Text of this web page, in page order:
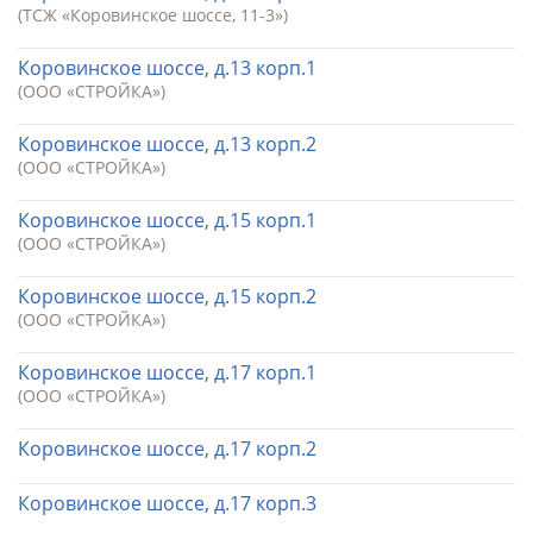
(ТСЖ «Коровинское шоссе, 11-3»)
Коровинское шоссе, д.13 корп.1
(ООО «СТРОЙКА»)
Коровинское шоссе, д.13 корп.2
(ООО «СТРОЙКА»)
Коровинское шоссе, д.15 корп.1
(ООО «СТРОЙКА»)
Коровинское шоссе, д.15 корп.2
(ООО «СТРОЙКА»)
Коровинское шоссе, д.17 корп.1
(ООО «СТРОЙКА»)
Коровинское шоссе, д.17 корп.2
Коровинское шоссе, д.17 корп.3